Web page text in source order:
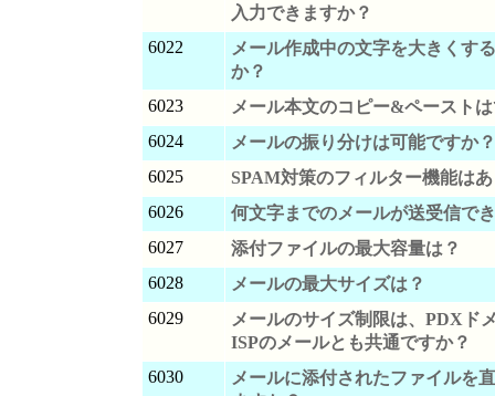
入力できますか？
6022
メール作成中の文字を大きくす
か？
6023
メール本文のコピー&ペースト
6024
メールの振り分けは可能ですか？
6025
SPAM対策のフィルター機能は
6026
何文字までのメールが送受信で
6027
添付ファイルの最大容量は？
6028
メールの最大サイズは？
6029
メールのサイズ制限は、PDXド
ISPのメールとも共通ですか？
6030
メールに添付されたファイルを